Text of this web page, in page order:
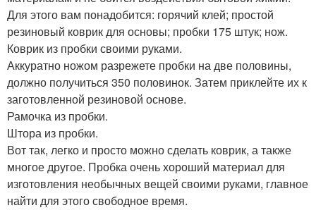
Для этого вам понадобится: горячий клей; простой
резиновый коврик для основы; пробки 175 штук; нож.
Коврик из пробки своими руками.
Аккуратно ножом разрежете пробки на две половины,
должно получиться 350 половинок. Затем приклейте их к
заготовленной резиновой основе.
Рамочка из пробки.
Штора из пробки.
Вот так, легко и просто можно сделать коврик, а также
многое другое. Пробка очень хороший материал для
изготовления необычных вещей своими руками, главное
найти для этого свободное время.